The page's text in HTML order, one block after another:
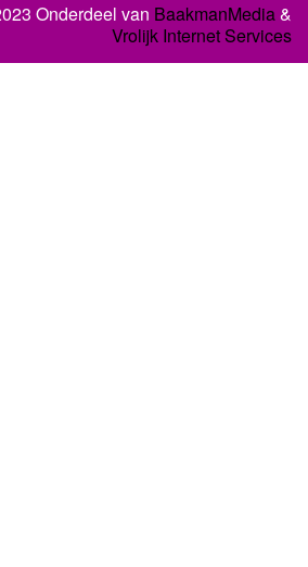
Onderdeel van BaakmanMedia&
Vrolijk Internet Services